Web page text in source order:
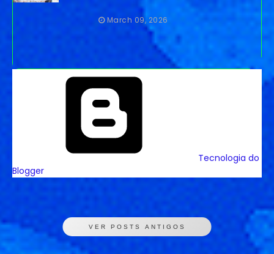
March 09, 2026
Tecnologia do
Blogger
VER POSTS ANTIGOS